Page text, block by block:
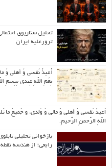
تحلیل سناریوی
ترورعلیه ایران
اُعیذُ نَفسی وَ أهلی وَ
نِعَمِ اللّهِ عِندی بِبِسمِ
اُعیذُ نَفسی وَ أهلی وَ مالی وَ وُلدی، و جَمیعَ ما
اللّهِ الرَّحمنِ الرَّحیمِ.
بازخوانی تحلیلی
رابعی؛ از هندسه